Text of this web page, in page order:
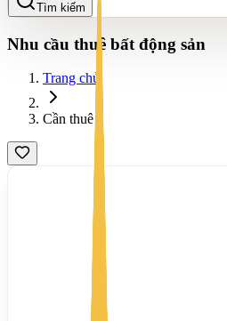
Tìm kiếm
Nhu cầu thuê bất động sản
Trang chủ
Cần thuê